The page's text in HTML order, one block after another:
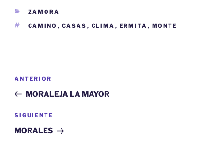
CATEGORÍAS
ZAMORA
ETIQUETAS
CAMINO , CASAS , CLIMA , ERMITA , MONTE
entradas
Entrada
anterior:
ANTERIOR
MORALEJA LA MAYOR
Siguiente
entrada
SIGUIENTE
MORALES